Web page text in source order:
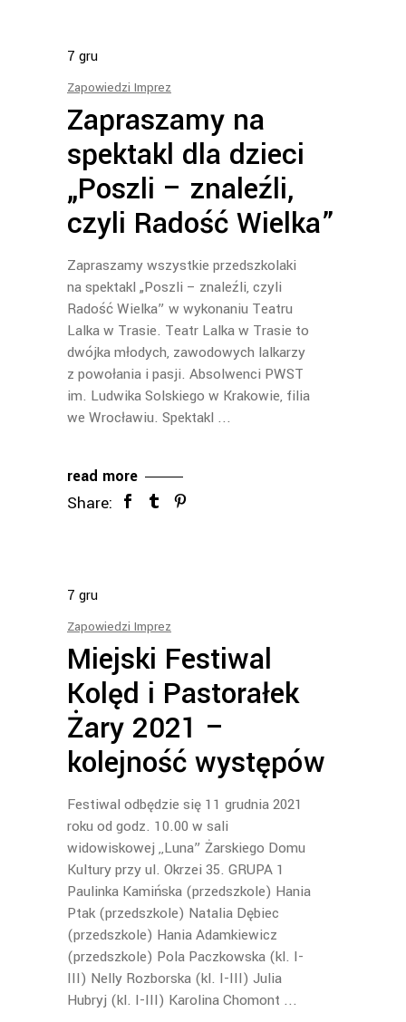
7 gru
Zapowiedzi Imprez
Zapraszamy na
spektakl dla dzieci
„Poszli – znaleźli,
czyli Radość Wielka”
Zapraszamy wszystkie przedszkolaki
na spektakl „Poszli – znaleźli, czyli
Radość Wielka” w wykonaniu Teatru
Lalka w Trasie. Teatr Lalka w Trasie to
dwójka młodych, zawodowych lalkarzy
z powołania i pasji. Absolwenci PWST
im. Ludwika Solskiego w Krakowie, filia
we Wrocławiu. Spektakl
read more
Share:
7 gru
Zapowiedzi Imprez
Miejski Festiwal
Kolęd i Pastorałek
Żary 2021 –
kolejność występów
Festiwal odbędzie się 11 grudnia 2021
roku od godz. 10.00 w sali
widowiskowej ,,Luna” Żarskiego Domu
Kultury przy ul. Okrzei 35. GRUPA 1
Paulinka Kamińska (przedszkole) Hania
Ptak (przedszkole) Natalia Dębiec
(przedszkole) Hania Adamkiewicz
(przedszkole) Pola Paczkowska (kl. I-
III) Nelly Rozborska (kl. I-III) Julia
Hubryj (kl. I-III) Karolina Chomont